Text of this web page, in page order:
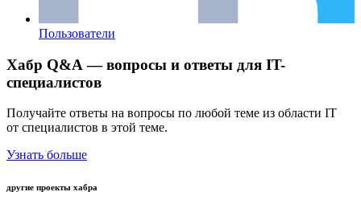
Пользователи
Хабр Q&A — вопросы и ответы для IT-
специалистов
Получайте ответы на вопросы по любой теме из области IT
от специалистов в этой теме.
Узнать больше
другие проекты хабра